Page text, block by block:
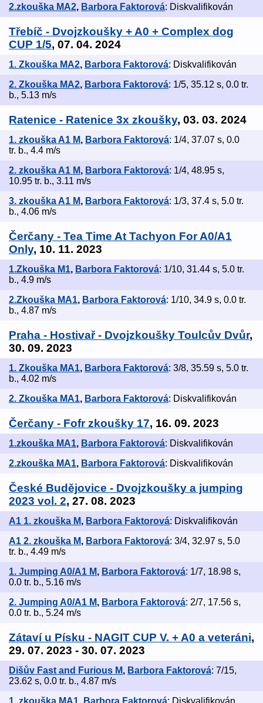
2.zkouška MA2, Barbora Faktorová: Diskvalifikován
Třebíč - Dvojzkoušky + A0 + Complex dog
CUP 1/5, 07. 04. 2024
1. Zkouška MA2, Barbora Faktorová: Diskvalifikován
2. Zkouška MA2, Barbora Faktorová: 1/5, 35.12 s, 0.0 tr.
b., 5.13 m/s
Ratenice - Ratenice 3x zkoušky, 03. 03. 2024
1. zkouška A1 M, Barbora Faktorová: 1/4, 37.07 s, 0.0
tr. b., 4.4 m/s
2. zkouška A1 M, Barbora Faktorová: 1/4, 48.95 s,
10.95 tr. b., 3.11 m/s
3. zkouška A1 M, Barbora Faktorová: 1/3, 37.4 s, 5.0 tr.
b., 4.06 m/s
Čerčany - Tea Time At Tachyon For A0/A1
Only, 10. 11. 2023
1.Zkouška M1, Barbora Faktorová: 1/10, 31.44 s, 5.0 tr.
b., 4.9 m/s
2.Zkouška MA1, Barbora Faktorová: 1/10, 34.9 s, 0.0 tr.
b., 4.87 m/s
Praha - Hostivař - Dvojzkoušky Toulcův Dvůr,
30. 09. 2023
1. Zkouška MA1, Barbora Faktorová: 3/8, 35.59 s, 5.0 tr.
b., 4.02 m/s
2. Zkouška MA1, Barbora Faktorová: Diskvalifikován
Čerčany - Fofr zkoušky 17, 16. 09. 2023
1.zkouška MA1, Barbora Faktorová: Diskvalifikován
2.zkouška MA1, Barbora Faktorová: Diskvalifikován
České Budějovice - Dvojzkoušky a jumping
2023 vol. 2, 27. 08. 2023
A1 1. zkouška M, Barbora Faktorová: Diskvalifikován
A1 2. zkouška M, Barbora Faktorová: 3/4, 32.97 s, 5.0
tr. b., 4.49 m/s
1. Jumping A0/A1 M, Barbora Faktorová: 1/7, 18.98 s,
0.0 tr. b., 5.16 m/s
2. Jumping A0/A1 M, Barbora Faktorová: 2/7, 17.56 s,
0.0 tr. b., 5.24 m/s
Zátaví u Písku - NAGIT CUP V. + A0 a veteráni,
29. 07. 2023 - 30. 07. 2023
Dišův Fast and Furious M, Barbora Faktorová: 7/15,
23.62 s, 0.0 tr. b., 4.87 m/s